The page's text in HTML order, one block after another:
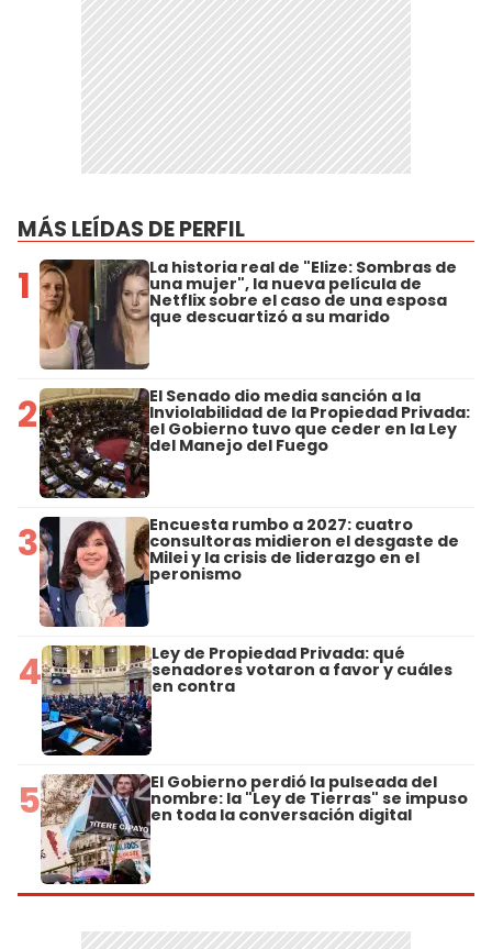
MÁS LEÍDAS DE PERFIL
1 La historia real de "Elize: Sombras de
una mujer", la nueva película de
Netflix sobre el caso de una esposa
que descuartizó a su marido
2 El Senado dio media sanción a la
Inviolabilidad de la Propiedad Privada:
el Gobierno tuvo que ceder en la Ley
del Manejo del Fuego
3 Encuesta rumbo a 2027: cuatro
consultoras midieron el desgaste de
Milei y la crisis de liderazgo en el
peronismo
4 Ley de Propiedad Privada: qué
senadores votaron a favor y cuáles
en contra
5 El Gobierno perdió la pulseada del
nombre: la "Ley de Tierras" se impuso
en toda la conversación digital